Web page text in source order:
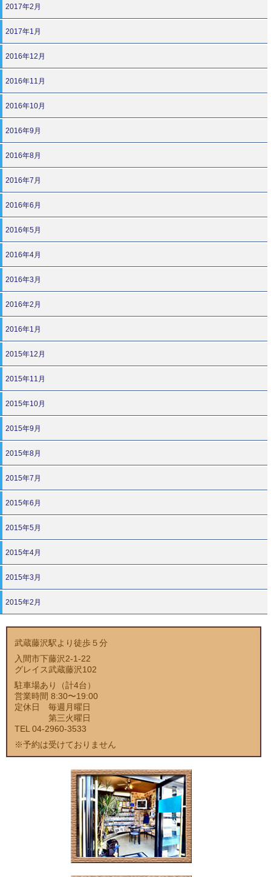
2017年2月
2017年1月
2016年12月
2016年11月
2016年10月
2016年9月
2016年8月
2016年7月
2016年6月
2016年5月
2016年4月
2016年3月
2016年2月
2016年1月
2015年12月
2015年11月
2015年10月
2015年9月
2015年8月
2015年7月
2015年6月
2015年5月
2015年4月
2015年3月
2015年2月
武蔵藤沢駅より徒歩５分
入間市下藤沢2-1-22
グレイス武蔵藤沢102
駐車場あり（計4台）
営業時間 8:30〜19:00
定休日 毎週月曜日
第三火曜日
TEL 04-2960-3533
※予約は受けておりません